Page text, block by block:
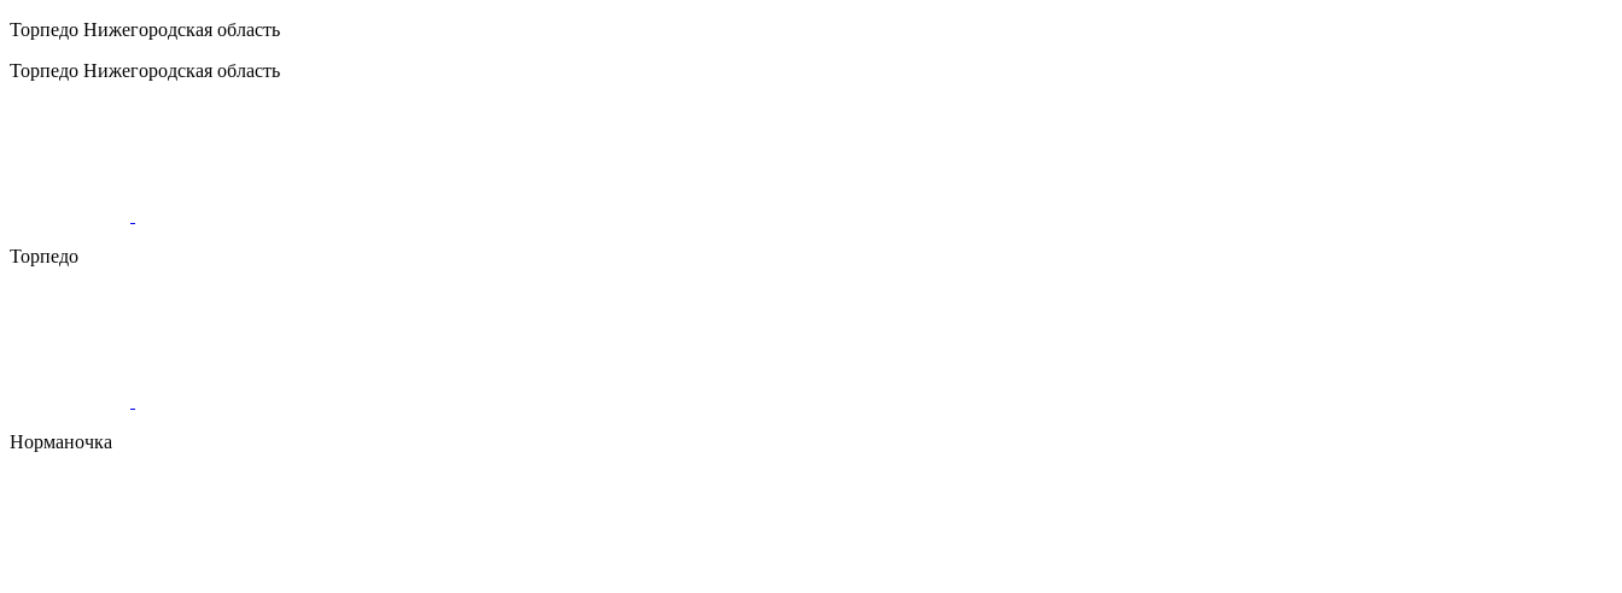
Торпедо Нижегородская область
Торпедо Нижегородская область
Торпедо
Норманочка